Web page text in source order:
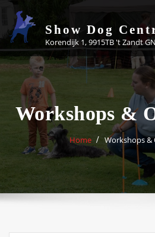
Skip
content
Show Dog
Korendijk 1, 9915TB 't Zandt GN
Workshops &
Home Workshops &